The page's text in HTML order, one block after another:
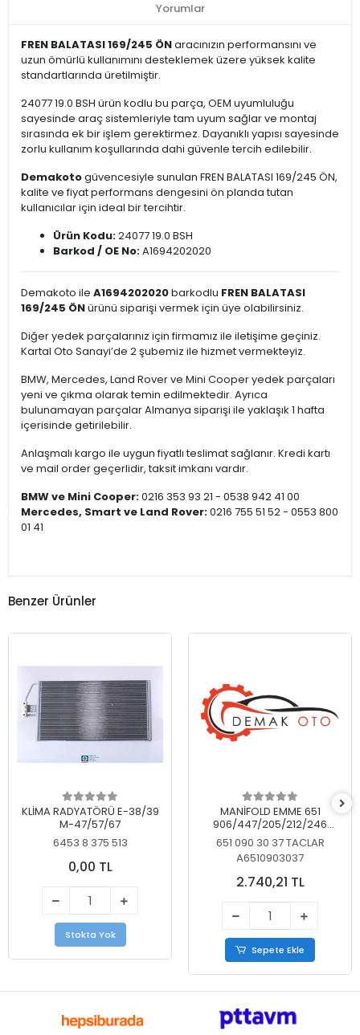
Yorumlar
FREN BALATASI 169/245 ÖNaracınızın performansını ve
uzun ömürlü kullanımını desteklemek üzere yüksek kalite
standartlarında üretilmiştir.
24077 19.0 BSH ürün kodlu bu parça, OEM uyumluluğu
sayesinde araç sistemleriyle tam uyum sağlar ve montaj
sırasında ek bir işlem gerektirmez. Dayanıklı yapısı sayesinde
zorlu kullanım koşullarında dahi güvenle tercih edilebilir.
Demakotogüvencesiyle sunulan FREN BALATASI 169/245 ÖN,
kalite ve fiyat performans dengesini ön planda tutan
kullanıcılar için ideal bir tercihtir.
Ürün Kodu:24077 19.0 BSH
Barkod / OE No:A1694202020
Demakoto ile A1694202020barkodlu FREN BALATASI
169/245 ÖNürünü siparişi vermek için üye olabilirsiniz.
Diğer yedek parçalarınız için firmamız ile iletişime geçiniz.
Kartal Oto Sanayi’de 2 şubemiz ile hizmet vermekteyiz.
BMW, Mercedes, Land Rover ve Mini Cooper yedek parçaları
yeni ve çıkma olarak temin edilmektedir. Ayrıca
bulunamayan parçalar Almanya siparişi ile yaklaşık 1 hafta
içerisinde getirilebilir.
Anlaşmalı kargo ile uygun fiyatlı teslimat sağlanır. Kredi kartı
ve mail order geçerlidir, taksit imkanı vardır.
BMW ve Mini Cooper:0216 353 93 21 - 0538 942 41 00
Mercedes, Smart ve Land Rover:0216 755 51 52 - 0553 800
01 41
Benzer Ürünler
KLİMA RADYATÖRÜ E-38/39
M-47/57/67
6453 8 375 513
0,00 TL
Stokta Yok
MANİFOLD EMME 651
906/447/205/212/246
KELEBEKSİZ
651 090 30 37 TACLAR
A6510903037
2.740,21 TL
Sepete Ekle